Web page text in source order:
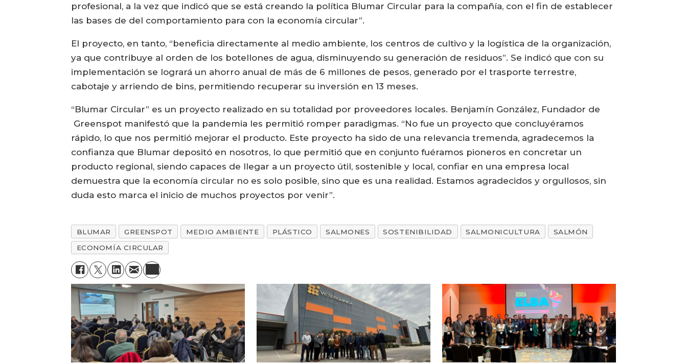
profesional, a la vez que indicó que se está creando la política Blumar Circular para la compañía, con el fin de establecer
las bases de del comportamiento para con la economía circular”.
El proyecto, en tanto, “beneficia directamente al medio ambiente, los centros de cultivo y la logística de la organización,
ya que contribuye al orden de los botellones de agua, disminuyendo su generación de residuos”. Se indicó que con su
implementación se logrará un ahorro anual de más de 6 millones de pesos, generado por el trasporte terrestre,
cabotaje y arriendo de bins, permitiendo recuperar su inversión en 13 meses.
“Blumar Circular” es un proyecto realizado en su totalidad por proveedores locales. Benjamín González, Fundador de
Greenspot manifestó que la pandemia les permitió romper paradigmas. “No fue un proyecto que concluyéramos
rápido, lo que nos permitió mejorar el producto. Este proyecto ha sido de una relevancia tremenda, agradecemos la
confianza que Blumar depositó en nosotros, lo que permitió que en conjunto fuéramos pioneros en concretar un
producto regional, siendo capaces de llegar a un proyecto útil, sostenible y local, confiar en una empresa local
demuestra que la economía circular no es solo posible, sino que es una realidad. Estamos agradecidos y orgullosos, sin
duda esto marca el inicio de muchos proyectos por venir”.
BLUMAR GREENSPOT MEDIO AMBIENTE PLÁSTICO SALMONES SOSTENIBILIDAD SALMONICULTURA
SALMÓN
ECONOMÍA CIRCULAR